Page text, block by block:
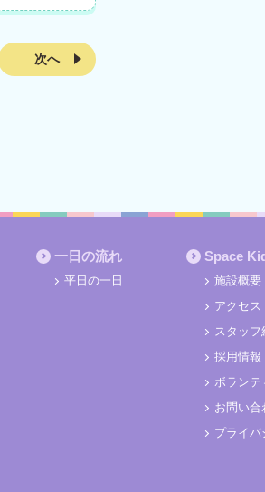
次へ
一日の流れ
平日の一日
Space
施設概要
アクセス
スタッフ
採用情報
ボランテ
お問い合
プライバ